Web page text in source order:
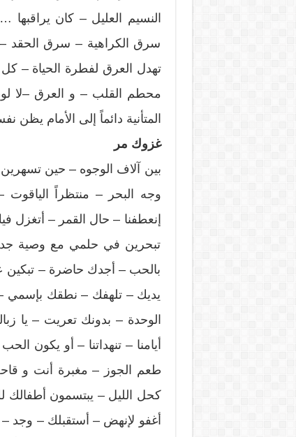
النسيم العليل – كان
سرق الكراهية – سرق
تهدل العرق لفطرة الحياة –
محطم القلب – و العرق –لا
المتأنية دائماً إلى الأمام
غزوك مر
بين آلاف الوجوه – حين
وجه البحر – منتظراً
إنعطفنا – حال القمر – أتغزل
تبحرين في حلمي مع وصية
بالحب – أجدك حاضرة –
يديك – تلهفك – نطقك بإسمي –
الوحدة – بدونك تعريت – يا
أيامنا – تنهداتنا – أو يكون
طعم الجوز – مغبرة أنت و
كحل الليل – يبتسمون أطفالك
أغفو لإنهض – أستقبلك – وجد